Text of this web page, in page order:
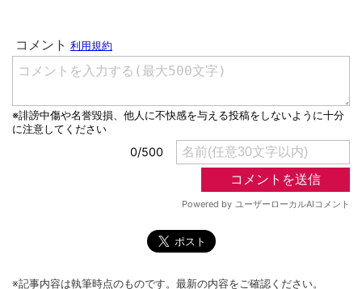
※記事内容は執筆時点のものです。最新の内容をご確認ください。